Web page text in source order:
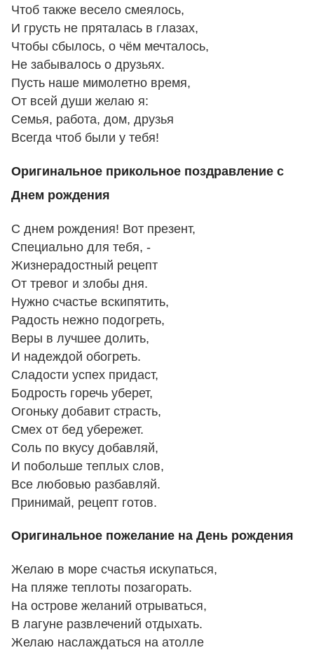
Чтоб также весело смеялось,
И грусть не пряталась в глазах,
Чтобы сбылось, о чём мечталось,
Не забывалось о друзьях.
Пусть наше мимолетно время,
От всей души желаю я:
Семья, работа, дом, друзья
Всегда чтоб были у тебя!
Оригинальное прикольное поздравление с
Днем рождения
С днем рождения! Вот презент,
Специально для тебя, -
Жизнерадостный рецепт
От тревог и злобы дня.
Нужно счастье вскипятить,
Радость нежно подогреть,
Веры в лучшее долить,
И надеждой обогреть.
Сладости успех придаст,
Бодрость горечь уберет,
Огоньку добавит страсть,
Смех от бед убережет.
Соль по вкусу добавляй,
И побольше теплых слов,
Все любовью разбавляй.
Принимай, рецепт готов.
Оригинальное пожелание на День рождения
Желаю в море счастья искупаться,
На пляже теплоты позагорать.
На острове желаний отрываться,
В лагуне развлечений отдыхать.
Желаю наслаждаться на атолле